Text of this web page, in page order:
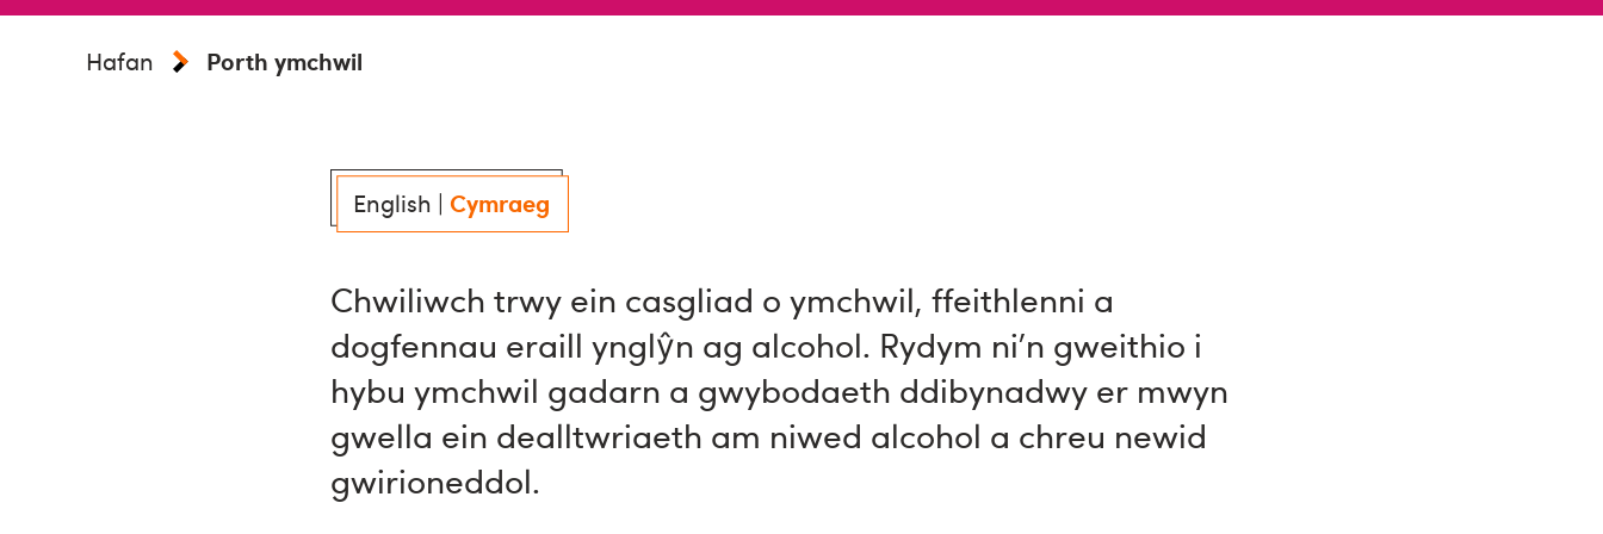
Hafan Porth ymchwil
English |Cymraeg
Chwiliwch trwy ein casgliad o ymchwil, ffeithlenni a
dogfennau eraill ynglŷn ag alcohol. Rydym ni’n gweithio i
hybu ymchwil gadarn a gwybodaeth ddibynadwy er mwyn
gwella ein dealltwriaeth am niwed alcohol a chreu newid
gwirioneddol.